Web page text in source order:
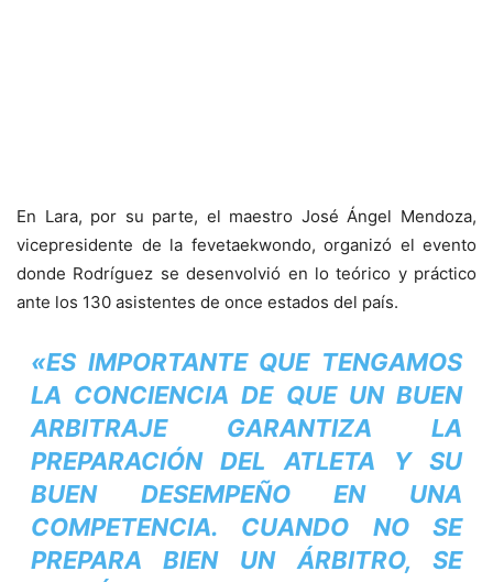
En Lara, por su parte, el maestro José Ángel Mendoza,
vicepresidente de la fevetaekwondo, organizó el evento
donde Rodríguez se desenvolvió en lo teórico y práctico
ante los 130 asistentes de once estados del país.
«ES IMPORTANTE QUE TENGAMOS
LA CONCIENCIA DE QUE UN BUEN
ARBITRAJE GARANTIZA LA
PREPARACIÓN DEL ATLETA Y SU
BUEN DESEMPEÑO EN UNA
COMPETENCIA. CUANDO NO SE
PREPARA BIEN UN ÁRBITRO, SE